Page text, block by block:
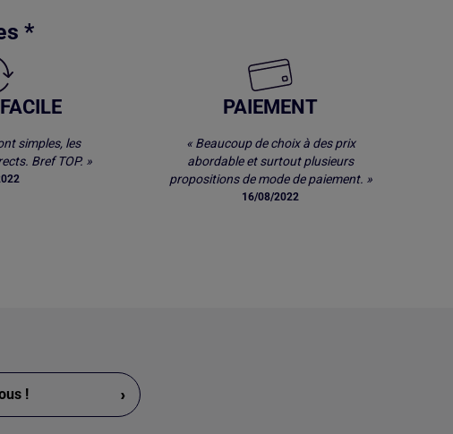
*
simples, les
Bref TOP. »
PAIEMENT
« Beaucoup de choix à des prix
abordable et surtout plusieurs
propositions de mode de paiement. »
16/08/2022
! ›